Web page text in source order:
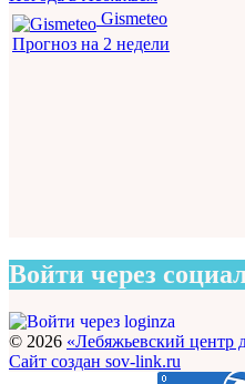
Gismeteo
Прогноз на 2 недели
Войти через
© 2026 «Лебяжьевский центр
Сайт создан sov-link.ru